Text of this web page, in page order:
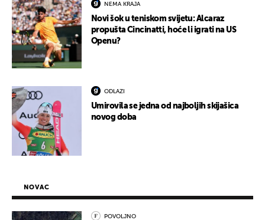
NEMA KRAJA
Novi šok u teniskom svijetu: Alcaraz
propušta Cincinatti, hoće li igrati na US
Openu?
ODLAZI
Umirovila se jedna od najboljih skijašica
novog doba
NOVAC
POVOLJNO